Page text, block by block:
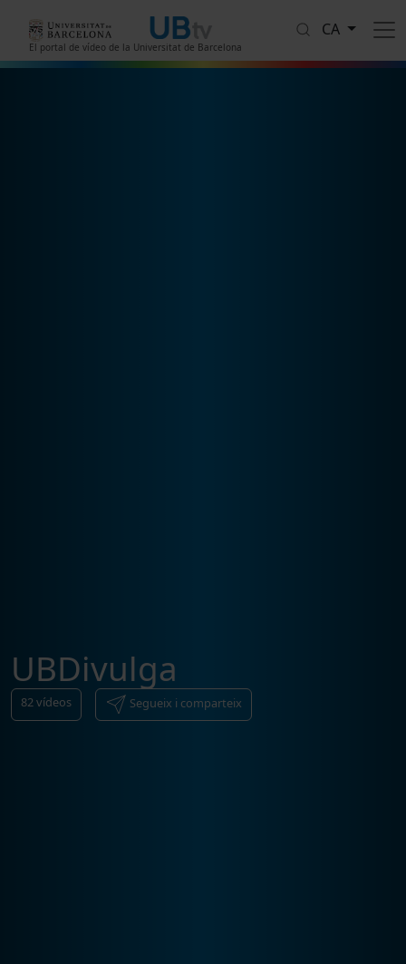
El portal de vídeo de la Universitat de Barcelona
CA
UBDivulga
82vídeos Segueix i comparteix